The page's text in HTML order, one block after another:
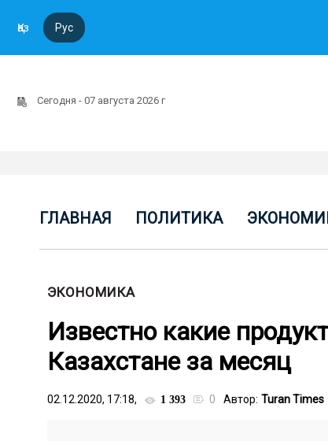
Қаз Рус
Сегодня - 07 августа 2026 г
ГЛАВНАЯ ПОЛИТИКА
ЭКОНОМИКА
Известно какие
Казахстане за месяц
02.12.2020, 17:18, 1 393 0 Автор: Turan Times